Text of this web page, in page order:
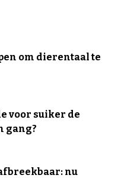
om dierentaal te
voor suiker de
gang?
nu